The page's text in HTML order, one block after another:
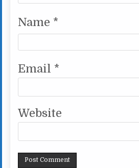
Name *
Email *
Website